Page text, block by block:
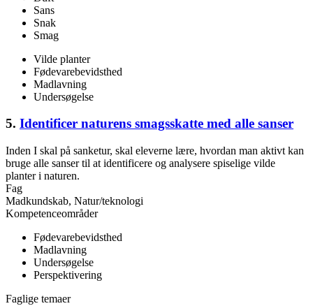
Sans
Snak
Smag
Vilde planter
Fødevarebevidsthed
Madlavning
Undersøgelse
5. Identificer naturens smagsskatte med alle sanser
Inden I skal på sanketur, skal eleverne lære, hvordan man aktivt kan
bruge alle sanser til at identificere og analysere spiselige vilde
planter i naturen.
Fag
Madkundskab, Natur/teknologi
Kompetenceområder
Fødevarebevidsthed
Madlavning
Undersøgelse
Perspektivering
Faglige temaer